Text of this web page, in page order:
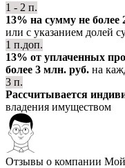
1 - 2 п.
13% на сумму не более
или с указанием долей
1 п.доп.
13% от уплаченных
более 3 млн. руб. на
3 п.
Рассчитывается
владения имуществом
Отзывы о компании